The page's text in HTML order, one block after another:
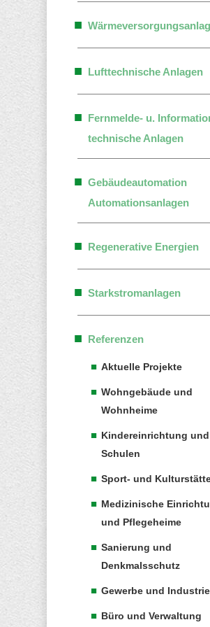
Lufttechnische Anlagen
Fernmelde- u.
technische Anlagen
Gebäudeautomation
Automationsanlagen
Regenerative Energien
Starkstromanlagen
Referenzen
Aktuelle Projekte
Wohngebäude und
Wohnheime
Kindereinrichtung und
Schulen
Sport- und
Medizinische
und Pflegeheime
Sanierung und
Denkmalsschutz
Gewerbe und Industrie
Büro und Verwaltung